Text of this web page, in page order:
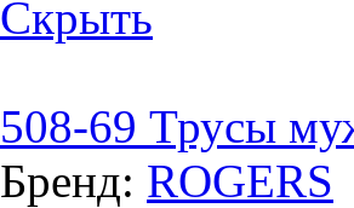
Скрыть
508-69 Трусы
Бренд: ROGERS